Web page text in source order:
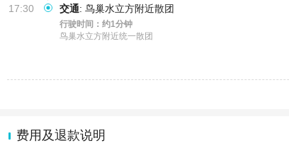
17:30 交通: 鸟巢水立方附近散团
行驶时间：约1分钟
鸟巢水立方附近统一散团
费用及退款说明